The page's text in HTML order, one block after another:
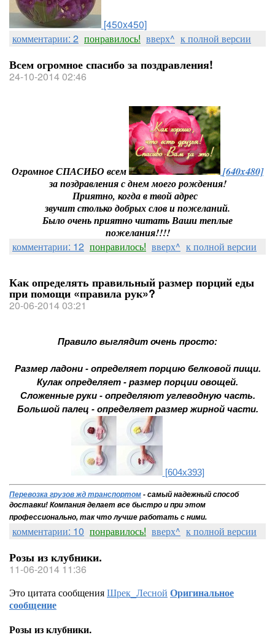
[450x450]
комментарии: 2 понравилось! вверх^ к полной версии
Всем огромное спасибо за поздравления!
24-10-2014 02:46
Огромное СПАСИБО всем
[640x480]
за поздравления с днем моего рождения!
Приятно, когда в твой адрес
звучит столько добрых слов и пожеланий.
Было очень приятно читать Ваши теплые
пожелания!!!!
комментарии: 12 понравилось! вверх^ к полной версии
Как определять правильный размер порций еды
при помощи «правила рук»?
20-06-2014 03:21
Правило выглядит очень просто:
Размер ладони - определяет порцию белковой пищи.
Кулак определяет - размер порции овощей.
Сложенные руки - определяют углеводную часть.
Большой палец - определяет размер жирной части.
[604x393]
Перевозка грузов жд транспортом - самый надежный способ
доставки! Компания делает все быстро и при этом
профессионально, так что лучше работать с ними.
комментарии: 10 понравилось! вверх^ к полной версии
Розы из клубники.
11-06-2014 11:36
Это цитата сообщенияШрек_Лесной Оригинальное
сообщение
Розы из клубники.